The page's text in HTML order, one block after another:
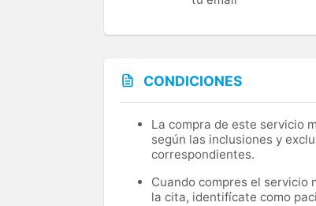
CONDICIONES
La compra de este servicio
según las inclusiones y
correspondientes.
Cuando compres el servicio
la cita, identifícate como